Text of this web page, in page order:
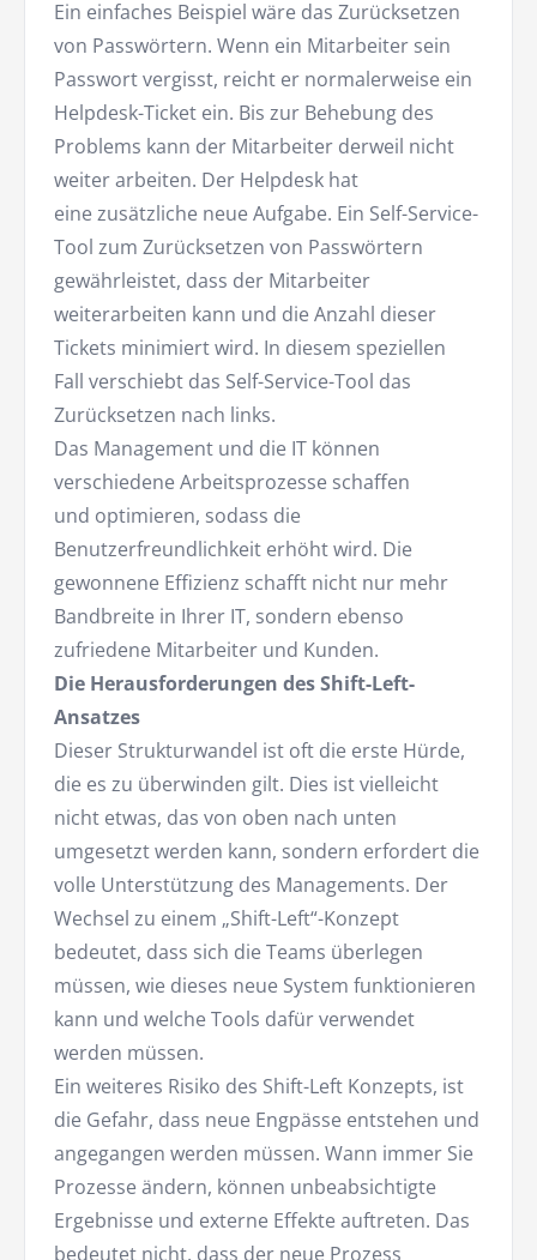
Ein einfaches Beispiel wäre das Zurücksetzen
von Passwörtern. Wenn ein Mitarbeiter sein
Passwort vergisst, reicht er normalerweise ein
Helpdesk-Ticket ein. Bis zur Behebung des
Problems kann der Mitarbeiter derweil nicht
weiter arbeiten. Der Helpdesk hat
eine zusätzliche neue Aufgabe. Ein Self-Service-
Tool zum Zurücksetzen von Passwörtern
gewährleistet, dass der Mitarbeiter
weiterarbeiten kann und die Anzahl dieser
Tickets minimiert wird. In diesem speziellen
Fall verschiebt das Self-Service-Tool das
Zurücksetzen nach links.
Das Management und die IT können
verschiedene Arbeitsprozesse schaffen
und optimieren, sodass die
Benutzerfreundlichkeit erhöht wird. Die
gewonnene Effizienz schafft nicht nur mehr
Bandbreite in Ihrer IT, sondern ebenso
zufriedene Mitarbeiter und Kunden.
Die Herausforderungen des Shift-Left-
Ansatzes
Dieser Strukturwandel ist oft die erste Hürde,
die es zu überwinden gilt. Dies ist vielleicht
nicht etwas, das von oben nach unten
umgesetzt werden kann, sondern erfordert die
volle Unterstützung des Managements. Der
Wechsel zu einem „Shift-Left“-Konzept
bedeutet, dass sich die Teams überlegen
müssen, wie dieses neue System funktionieren
kann und welche Tools dafür verwendet
werden müssen.
Ein weiteres Risiko des Shift-Left Konzepts, ist
die Gefahr, dass neue Engpässe entstehen und
angegangen werden müssen. Wann immer Sie
Prozesse ändern, können unbeabsichtigte
Ergebnisse und externe Effekte auftreten. Das
bedeutet nicht, dass der neue Prozess